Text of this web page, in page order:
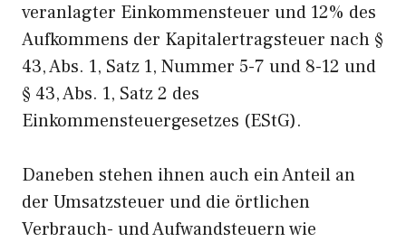
veranlagter Einkommensteuer und 12% des
Aufkommens der Kapitalertragsteuer nach §
43, Abs. 1, Satz 1, Nummer 5-7 und 8-12 und
§ 43, Abs. 1, Satz 2 des
Einkommensteuergesetzes (EStG).
Daneben stehen ihnen auch ein Anteil an
der Umsatzsteuer und die örtlichen
Verbrauch- und Aufwandsteuern wie